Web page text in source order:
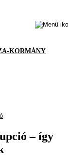
KORMÁNY
– így